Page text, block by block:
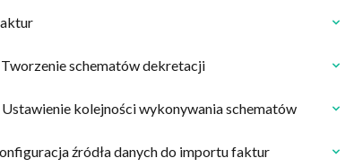
schematów dekretacji
kolejności wykonywania schematów
źródła danych do importu faktur